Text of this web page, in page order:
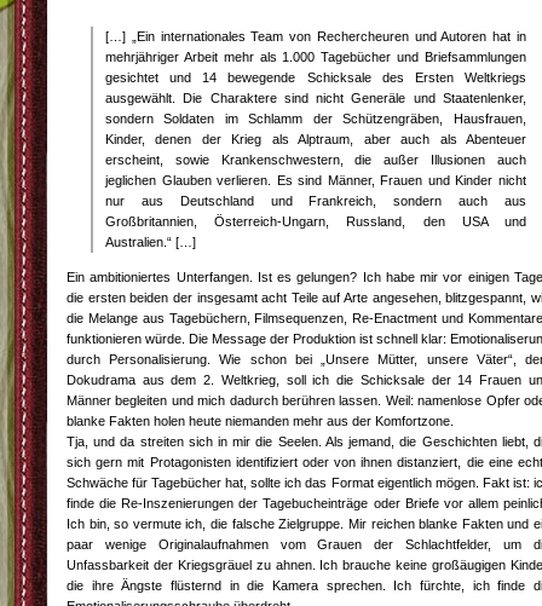
[…] „Ein internationales Team von Rechercheuren und Autoren hat in
mehrjähriger Arbeit mehr als 1.000 Tagebücher und Briefsammlungen
gesichtet und 14 bewegende Schicksale des Ersten Weltkriegs
ausgewählt. Die Charaktere sind nicht Generäle und Staatenlenker,
sondern Soldaten im Schlamm der Schützengräben, Hausfrauen,
Kinder, denen der Krieg als Alptraum, aber auch als Abenteuer
erscheint, sowie Krankenschwestern, die außer Illusionen auch
jeglichen Glauben verlieren. Es sind Männer, Frauen und Kinder nicht
nur aus Deutschland und Frankreich, sondern auch aus
Großbritannien, Österreich-Ungarn, Russland, den USA und
Australien.“ […]
Ein ambitioniertes Unterfangen. Ist es gelungen? Ich habe mir vor einigen
die ersten beiden der insgesamt acht Teile auf Arte angesehen, blitzgespannt,
die Melange aus Tagebüchern, Filmsequenzen, Re-Enactment und
funktionieren würde. Die Message der Produktion ist schnell klar:
durch Personalisierung. Wie schon bei „Unsere Mütter, unsere Väter“,
Dokudrama aus dem 2. Weltkrieg, soll ich die Schicksale der 14 Frauen
Männer begleiten und mich dadurch berühren lassen. Weil: namenlose Opfer
blanke Fakten holen heute niemanden mehr aus der Komfortzone.
Tja, und da streiten sich in mir die Seelen. Als jemand, die Geschichten liebt,
sich gern mit Protagonisten identifiziert oder von ihnen distanziert, die eine
Schwäche für Tagebücher hat, sollte ich das Format eigentlich mögen. Fakt ist:
finde die Re-Inszenierungen der Tagebucheinträge oder Briefe vor allem
Ich bin, so vermute ich, die falsche Zielgruppe. Mir reichen blanke Fakten und
paar wenige Originalaufnahmen vom Grauen der Schlachtfelder, um
Unfassbarkeit der Kriegsgräuel zu ahnen. Ich brauche keine großäugigen
die ihre Ängste flüsternd in die Kamera sprechen. Ich fürchte, ich finde